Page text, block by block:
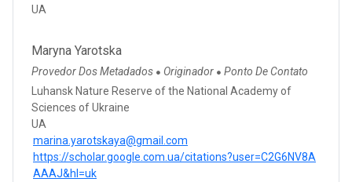
UA
Maryna Yarotska
Provedor Dos Metadados ● Originador ● Ponto De Contato
Luhansk Nature Reserve of the National Academy of
Sciences of Ukraine
UA
marina.yarotskaya@gmail.com
https://scholar.google.com.ua/citations?user=C2G6NV8A
AAAJ&hl=uk